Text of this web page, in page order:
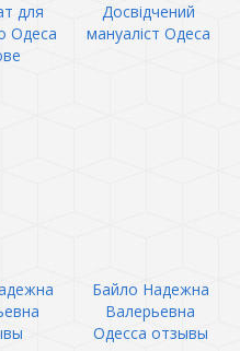
для
Одеса
Досвідчений
мануаліст Одеса
Байло Надежна
Валерьевна
Одесса отзывы